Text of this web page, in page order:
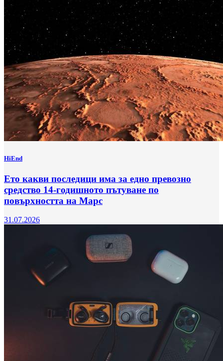
HiEnd
Ето какви последици има за едно превозно
средство 14-годишното пътуване по
повърхността на Марс
31.07.2026